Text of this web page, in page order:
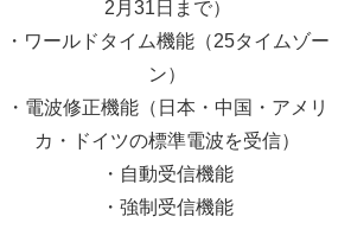
2月31日まで）
・ワールドタイム機能（25タイムゾー
ン）
・電波修正機能（日本・中国・アメリ
カ・ドイツの標準電波を受信）
・自動受信機能
・強制受信機能